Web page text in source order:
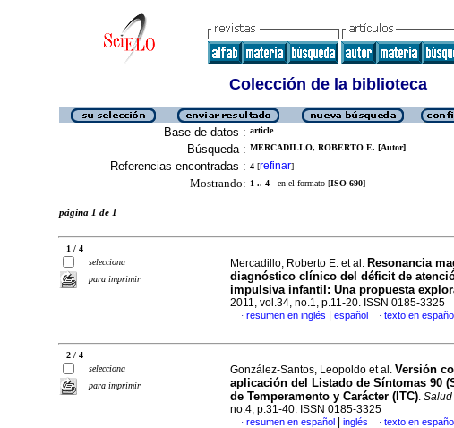
Colección de la biblioteca
Base de datos : article
Búsqueda : MERCADILLO, ROBERTO E. [Autor]
Referencias encontradas : 4 [refinar]
Mostrando: 1 .. 4 en el formato [ISO 690]
página 1 de 1
1 / 4
selecciona
para imprimir
Mercadillo, Roberto E. et al. Resonancia
diagnóstico clínico del déficit de
impulsiva infantil : Una propuesta
2011, vol.34, no.1, p.11-20. ISSN 0185-3325
· resumen en inglés español · texto en
2 / 4
selecciona
para imprimir
González-Santos, Leopoldo et al. Versión
aplicación del Listado de Síntomas 90
de Temperamento y Carácter (ITC). Salud
no.4, p.31-40. ISSN 0185-3325
· resumen en español inglés · texto en